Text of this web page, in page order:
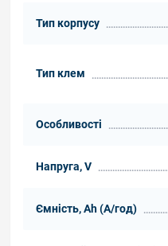
Тип корпусу
Тип клем
Особливості
Напруга, V
Ємність, Ah (А/год)